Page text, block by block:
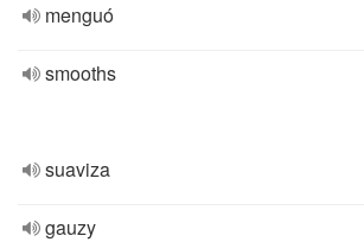
menguó
smooths
suaviza
gauzy